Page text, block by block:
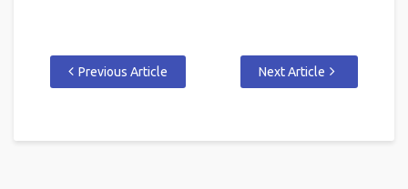
Previous Article Next Article